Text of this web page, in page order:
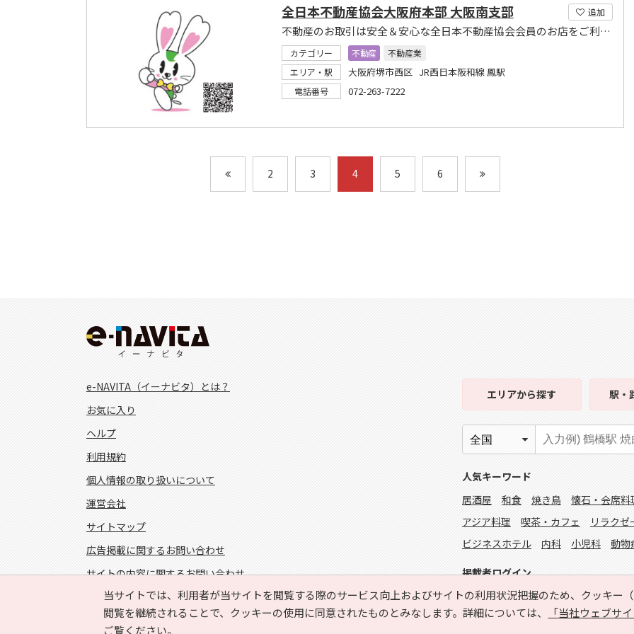
追加
全日本不動産協会大阪府本部 大阪南支部
不動産のお取引は安全＆安心な全日本不動産協会会員のお店をご利用下さい。無料相談会実施中
カテゴリー 不動産
不動産業
エリア・駅
大阪府堺市西区 JR西日本阪和線 鳳駅
電話番号 072-263-7222
2 3 4 5 6
当サイトでは、利用者が当サイトを閲覧する際のサービス向上およびサイトの利用状況把握のため、クッキー
閲覧を継続されることで、クッキーの使用に同意されたものとみなします。詳細については、
「当社ウェブサ
ご覧ください。
e-NAVITA（イーナビタ）とは？
お気に入り
ヘルプ
利用規約
個人情報の取り扱いについて
運営会社
サイトマップ
広告掲載に関するお問い合わせ
サイトの内容に関するお問い合わせ
エリアから探す 駅・
人気キーワード
居酒屋
和食 焼き鳥 懐石・会席料
アジア料理
喫茶・カフェ リラクゼ
ビジネスホテル
内科 小児科 動物
掲載者ログイン
FOLLOW US!